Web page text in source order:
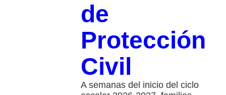
de
Protección
Civil
A semanas del inicio del ciclo